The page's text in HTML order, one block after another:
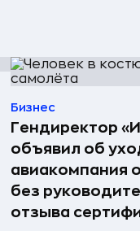
Бизнес
Гендиректор
объявил об
авиакомпания
без
отзыва